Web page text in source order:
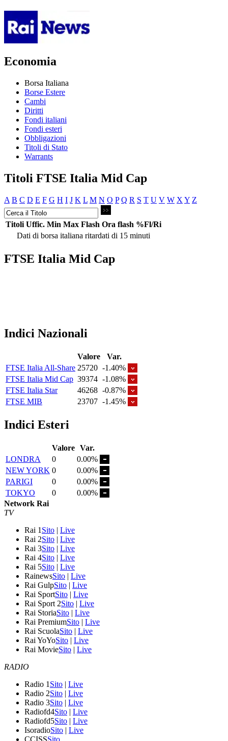
Economia
Borsa Italiana
Borse Estere
Cambi
Diritti
Fondi italiani
Fondi esteri
Obbligazioni
Titoli di Stato
Warrants
Titoli FTSE Italia Mid Cap
A B C D E F G H I J K L M N O P Q R S T U V W X Y Z
Titoli Uffic. Min Max Flash Ora flash %Fl/Ri
Dati di borsa italiana ritardati di 15 minuti
FTSE Italia Mid Cap
Indici Nazionali
Valore
Var.
FTSE Italia All-Share 25720 -1.40%
FTSE Italia Mid Cap 39374 -1.08%
FTSE Italia Star
46268 -0.87%
FTSE MIB
23707 -1.45%
Indici Esteri
Valore Var.
LONDRA
0
0.00%
NEW YORK 0
0.00%
PARIGI
0
0.00%
TOKYO
0
0.00%
Network Rai
TV
Rai 1 Sito | Live
Rai 2Sito | Live
Rai 3Sito | Live
Rai 4Sito | Live
Rai 5Sito | Live
RainewsSito | Live
Rai GulpSito | Live
Rai SportSito | Live
Rai Sport 2Sito | Live
Rai StoriaSito | Live
Rai PremiumSito | Live
Rai ScuolaSito | Live
Rai YoYoSito | Live
Rai MovieSito | Live
RADIO
Radio 1 Sito | Live
Radio 2Sito | Live
Radio 3Sito | Live
Radiofd4Sito | Live
Radiofd5Sito | Live
IsoradioSito | Live
CCISSSito